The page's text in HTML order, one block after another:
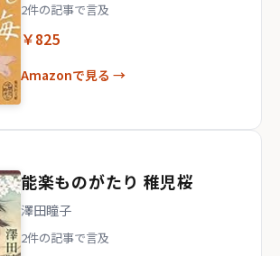
2件の記事で言及
￥825
Amazonで見る →
能楽ものがたり 稚児桜
澤田瞳子
2件の記事で言及